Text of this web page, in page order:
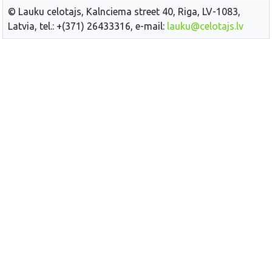
© Lauku celotajs, Kalnciema street 40, Riga, LV-1083,
Latvia, tel.: +(371) 26433316, e-mail: lauku@celotajs.lv